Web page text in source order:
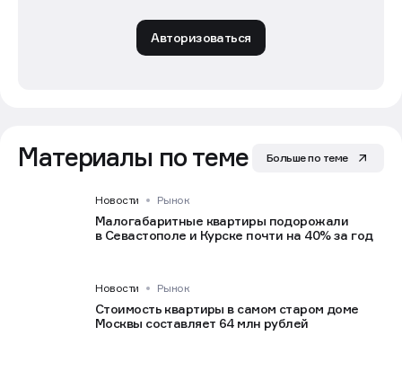
Авторизоваться
Материалы по теме Больше по теме
Новости Рынок
Малогабаритные квартиры подорожали
в Севастополе и Курске почти на 40% за год
Новости Рынок
Стоимость квартиры в самом старом доме
Москвы составляет 64 млн рублей